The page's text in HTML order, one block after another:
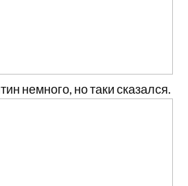
немного, но таки сказался.